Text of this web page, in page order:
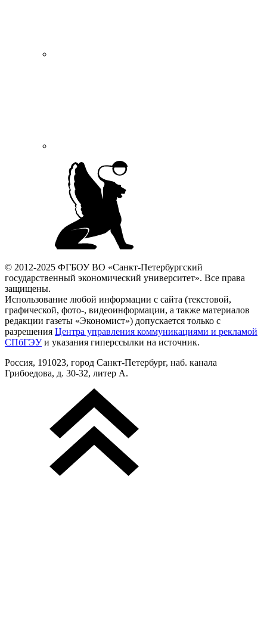
© 2012-2025 ФГБОУ ВО «Санкт-Петербургский
государственный экономический университет». Все права
защищены.
Использование любой информации с сайта (текстовой,
графической, фото-, видеоинформации, а также материалов
редакции газеты «Экономист») допускается только с
разрешения Центра управления коммуникациями и рекламой
СПбГЭУи указания гиперссылки на источник.
Россия, 191023, город Санкт-Петербург, наб. канала
Грибоедова, д. 30-32, литер А.